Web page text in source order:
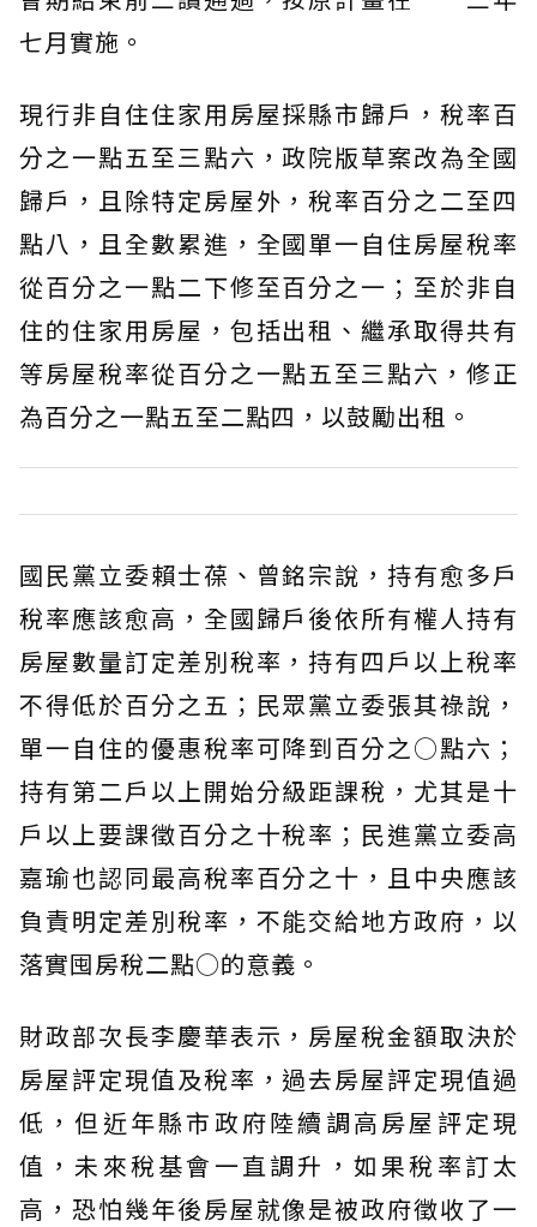
七月實施。
現行非自住住家用房屋採縣市歸戶，稅率百
分之一點五至三點六，政院版草案改為全國
歸戶，且除特定房屋外，稅率百分之二至四
點八，且全數累進，全國單一自住房屋稅率
從百分之一點二下修至百分之一；至於非自
住的住家用房屋，包括出租、繼承取得共有
等房屋稅率從百分之一點五至三點六，修正
為百分之一點五至二點四，以鼓勵出租。
國民黨立委賴士葆、曾銘宗說，持有愈多戶
稅率應該愈高，全國歸戶後依所有權人持有
房屋數量訂定差別稅率，持有四戶以上稅率
不得低於百分之五；民眾黨立委張其祿說，
單一自住的優惠稅率可降到百分之○點六；
持有第二戶以上開始分級距課稅，尤其是十
戶以上要課徵百分之十稅率；民進黨立委高
嘉瑜也認同最高稅率百分之十，且中央應該
負責明定差別稅率，不能交給地方政府，以
落實囤房稅二點○的意義。
財政部次長李慶華表示，房屋稅金額取決於
房屋評定現值及稅率，過去房屋評定現值過
低，但近年縣市政府陸續調高房屋評定現
值，未來稅基會一直調升，如果稅率訂太
高，恐怕幾年後房屋就像是被政府徵收了一